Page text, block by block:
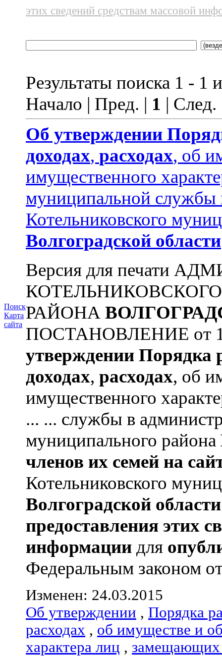
Поиск
Карта
сайта
этих сведений средствам массовой
Результаты поиска 1 - 1
Начало | Пред. | 1 |
Об утверждении
доходах, расходах, об
имущественного
муниципальной службы
Котельниковского
Волгоградской области
Версия для печати
РАЙОНА
ПОСТАНОВЛЕНИЕ от
утверждении Порядка
доходах, расходах, об
имущественного
... ... службы в
муниципального района
членов их семей на
Котельниковского
Волгоградской области
предоставления этих
информации для
Федеральным законом
Изменен: 24.03.2015
Об утверждении , Порядка
расходах , об имуществе и
характера лиц , замещающих